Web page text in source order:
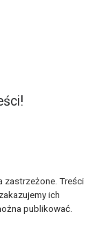
zastrzeżone. Treści
ich
publikować.